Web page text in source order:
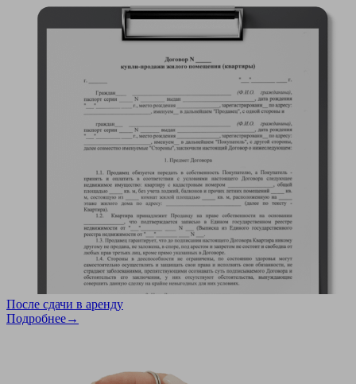
После сдачи в аренду
Подробнее→